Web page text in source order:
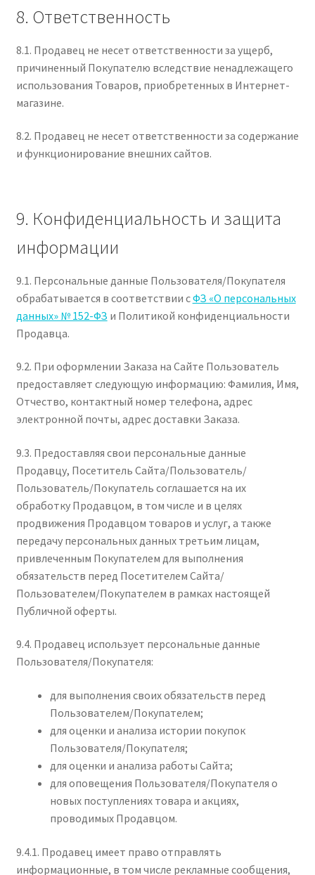
8. Ответственность
8.1. Продавец не несет ответственности за ущерб,
причиненный Покупателю вследствие ненадлежащего
использования Товаров, приобретенных в Интернет-
магазине.
8.2. Продавец не несет ответственности за содержание
и функционирование внешних сайтов.
9. Конфиденциальность и защита
информации
9.1. Персональные данные Пользователя/Покупателя
обрабатывается в соответствии сФЗ «О персональных
данных» № 152-ФЗ и Политикой конфиденциальности
Продавца.
9.2. При оформлении Заказа на Сайте Пользователь
предоставляет следующую информацию: Фамилия, Имя,
Отчество, контактный номер телефона, адрес
электронной почты, адрес доставки Заказа.
9.3. Предоставляя свои персональные данные
Продавцу, Посетитель Сайта/Пользователь/
Пользователь/Покупатель соглашается на их
обработку Продавцом, в том числе и в целях
продвижения Продавцом товаров и услуг, а также
передачу персональных данных третьим лицам,
привлеченным Покупателем для выполнения
обязательств перед Посетителем Сайта/
Пользователем/Покупателем в рамках настоящей
Публичной оферты.
9.4. Продавец использует персональные данные
Пользователя/Покупателя:
для выполнения своих обязательств перед
Пользователем/Покупателем;
для оценки и анализа истории покупок
Пользователя/Покупателя;
для оценки и анализа работы Сайта;
для оповещения Пользователя/Покупателя о
новых поступлениях товара и акциях,
проводимых Продавцом.
9.4.1. Продавец имеет право отправлять
информационные, в том числе рекламные сообщения,